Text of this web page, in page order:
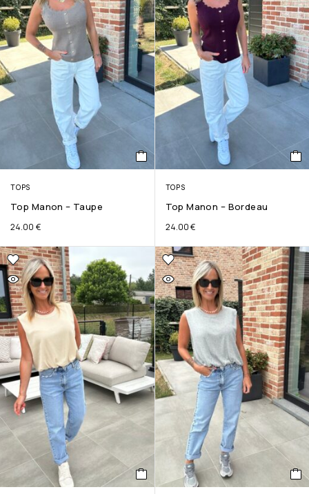
TOPS
Top Manon – Taupe
24.00 €
TOPS
Top Manon – Bordeau
24.00€